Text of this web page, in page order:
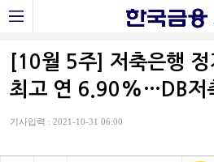
[10월 5주] 저축은행
최고 연 6.90%…DB저
기사입력 : 2021-10-31 06:00